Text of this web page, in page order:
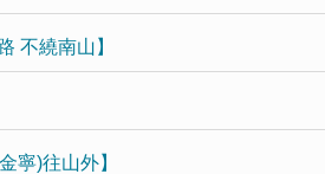
不繞南山】
寧)往山外】